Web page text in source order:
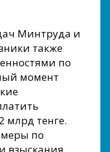
Минтруда и
также
по
момент
млрд тенге.
меры по